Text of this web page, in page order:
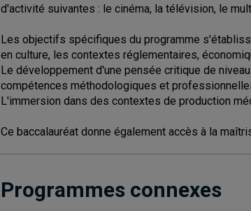
d'activité suivantes : le cinéma, la télévision, le
Les objectifs spécifiques du programme
en culture, les contextes réglementaires,
Le développement d'une pensée critique de
compétences méthodologiques et
L'immersion dans des contextes de production
Ce baccalauréat donne également accès à la
Programmes connexes